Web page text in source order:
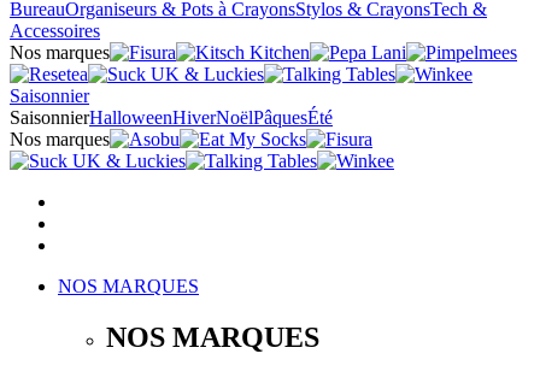
BureauOrganiseurs & Pots à CrayonsStylos & CrayonsTech &
Accessoires
Nos marques
Saisonnier
SaisonnierHalloweenHiverNoëlPâquesÉté
Nos marques
NOS MARQUES
NOS MARQUES